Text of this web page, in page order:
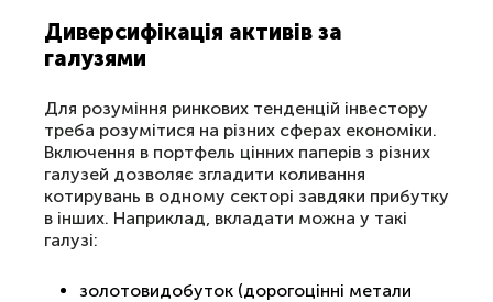
Диверсифікація активів за
галузями
Для розуміння ринкових тенденцій інвестору
треба розумітися на різних сферах економіки.
Включення в портфель цінних паперів з різних
галузей дозволяє згладити коливання
котирувань в одному секторі завдяки прибутку
в інших. Наприклад, вкладати можна у такі
галузі:
золотовидобуток (дорогоцінні метали